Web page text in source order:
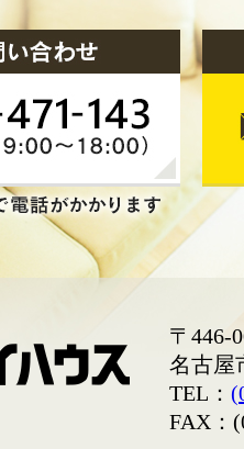
〒446-
名古屋
TEL：
FAX：